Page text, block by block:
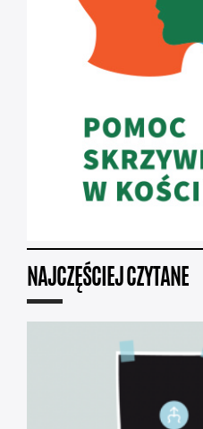
NAJCZĘŚCIEJ CZYTANE